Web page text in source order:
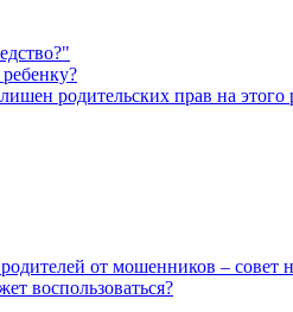
родительских прав на этого
от мошенников – совет
воспользоваться?